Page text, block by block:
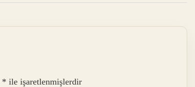
* ile işaretlenmişlerdir